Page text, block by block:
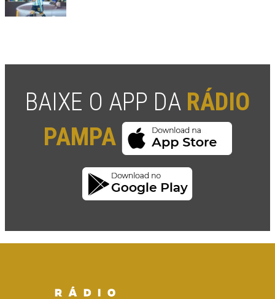
BAIXE O APP DA RÁDIO
PAMPA